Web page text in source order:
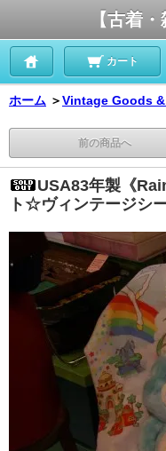
【古着
カート
ホーム ＞Vintage Goods
前の商品へ
USA83年製《
ト☆ヴィンテージシ